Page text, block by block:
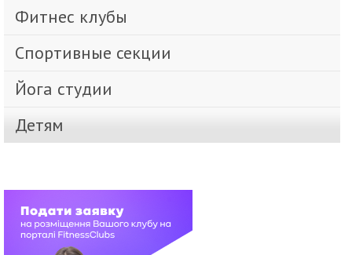
Фитнес клубы
Спортивные секции
Йога студии
Детям